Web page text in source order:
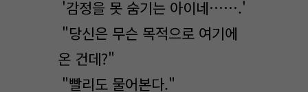
'감정을 못 숨기는 아이네…….'
"당신은 무슨 목적으로 여기에
온 건데?"
"빨리도 물어본다."